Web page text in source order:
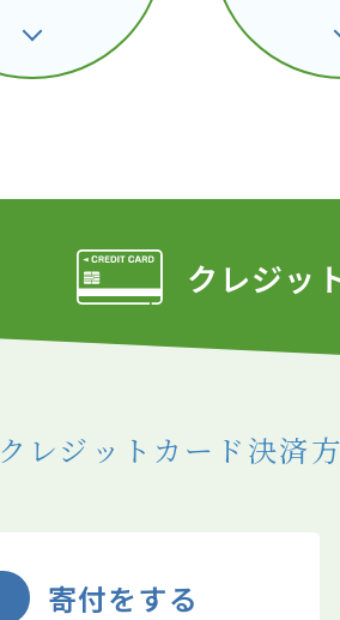
クレジッ
クレジットカード決済
寄付をする